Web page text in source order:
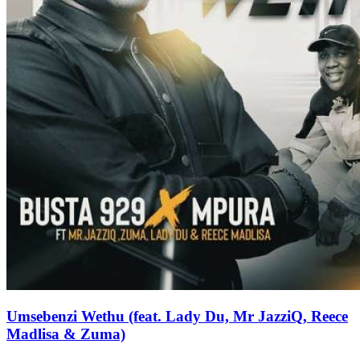
Umsebenzi Wethu (feat. Lady Du, Mr JazziQ, Reece
Madlisa & Zuma)